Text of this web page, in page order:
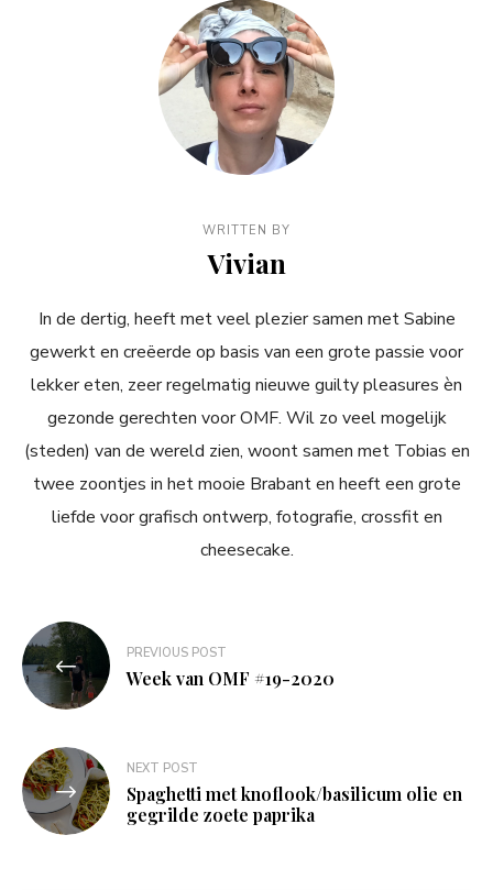
WRITTEN BY
Vivian
In de dertig, heeft met veel plezier samen met Sabine
gewerkt en creëerde op basis van een grote passie voor
lekker eten, zeer regelmatig nieuwe guilty pleasures èn
gezonde gerechten voor OMF. Wil zo veel mogelijk
(steden) van de wereld zien, woont samen met Tobias en
twee zoontjes in het mooie Brabant en heeft een grote
liefde voor grafisch ontwerp, fotografie, crossfit en
cheesecake.
Bericht
navigatie
PREVIOUS POST
Week van OMF #19-2020
NEXT POST
Spaghetti met knoflook/basilicum olie en
gegrilde zoete paprika